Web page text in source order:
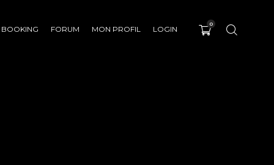
BOOKING FORUM MON PROFIL LOGIN
0